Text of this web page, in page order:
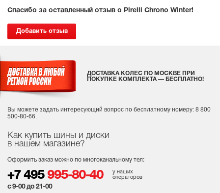
Спасибо за оставленный отзыв о Pirelli Chrono Winter!
Добавить отзыв
Как купить шины и диски
в нашем магазине?
Оформить заказ можно по многоканальному тел:
+7 495 995-80-40
у наших
операторов
с 9-00 до 21-00
ДОСТАВКА КОЛЕС ПО МОСКВЕ ПРИ
ПОКУПКЕ КОМПЛЕКТА — БЕСПЛАТНО!
Вы можете задать интересующий вопрос по бесплатному номеру: 8 800
500-80-66.